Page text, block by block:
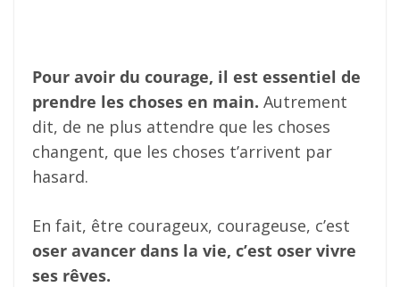
Pour avoir du courage, il est essentiel de
prendre les choses en main. Autrement
dit, de ne plus attendre que les choses
changent, que les choses t’arrivent par
hasard.
En fait, être courageux, courageuse, c’est
oser avancer dans la vie, c’est oser vivre
ses rêves.